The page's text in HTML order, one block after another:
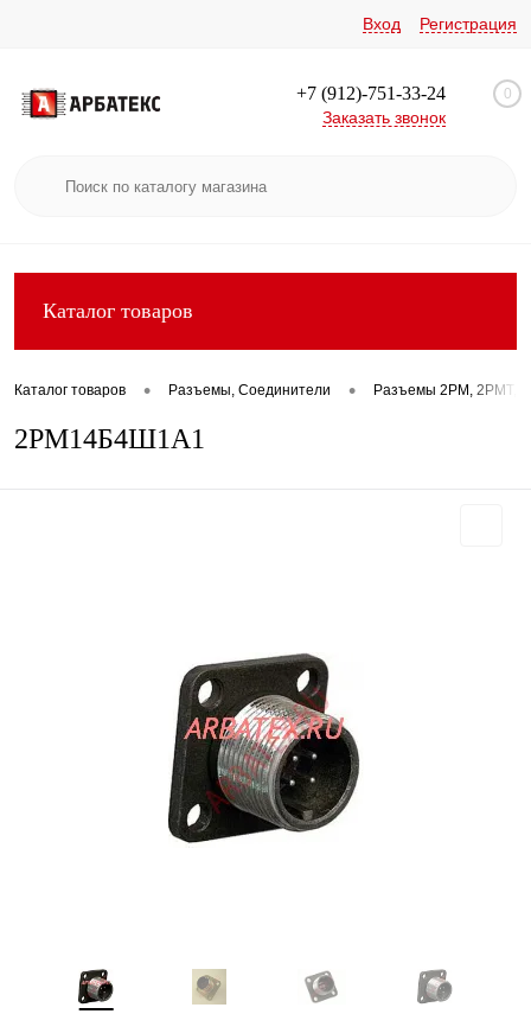
Вход Регистрация
+7 (912)-751-33-24
Заказать звонок
0
Каталог товаров
Каталог товаров • Разъемы, Соединители • Разъемы 2РМ, 2РМТ,
2РМ14Б4Ш1А1